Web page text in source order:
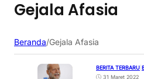
Gejala Afasia
Beranda/Gejala Afasia
BERITA TERBARU
31 Maret 2022